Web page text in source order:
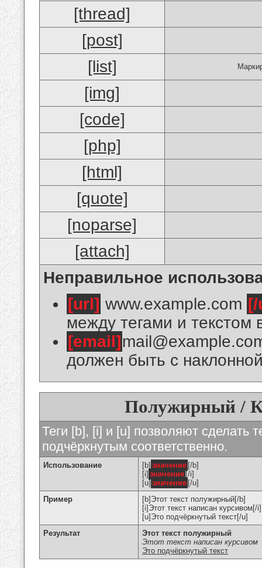
[thread]
[post]
[list]
[img]
[code]
[php]
[html]
[quote]
[noparse]
[attach]
Неправильное
[url] www.example.com
между тегами и текстом
[email]
должен быть с
Полужирный /
Теги [b], [i] и [u] позволяют сделать
подчёркнутым соответственно.
Использование [b] значение [/b]
[i] значение [/i]
[u] значение [/u]
Пример
[b]Этот текст полужирный[/b]
[i]Этот текст написан курсивом[/i]
[u]Это подчёркнутый текст[/u]
Результат
Этот текст полужирный
Этот текст написан курсивом
Это подчёркнутый текст